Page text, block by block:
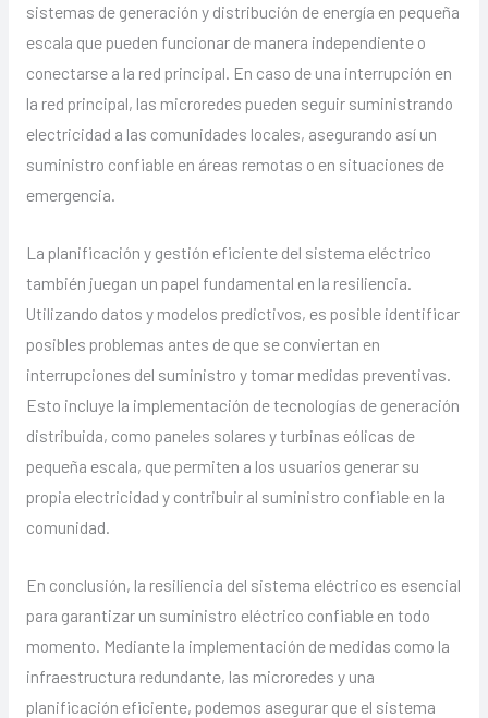
sistemas de generación y distribución de energía en pequeña
escala que pueden funcionar de manera independiente o
conectarse a la red principal. En caso de una interrupción en
la red principal, las microredes pueden seguir suministrando
electricidad a las comunidades locales, asegurando así un
suministro confiable en áreas remotas o en situaciones de
emergencia.
La planificación y gestión eficiente del sistema eléctrico
también juegan un papel fundamental en la resiliencia.
Utilizando datos y modelos predictivos, es posible identificar
posibles problemas antes de que se conviertan en
interrupciones del suministro y tomar medidas preventivas.
Esto incluye la implementación de tecnologías de generación
distribuida, como paneles solares y turbinas eólicas de
pequeña escala, que permiten a los usuarios generar su
propia electricidad y contribuir al suministro confiable en la
comunidad.
En conclusión, la resiliencia del sistema eléctrico es esencial
para garantizar un suministro eléctrico confiable en todo
momento. Mediante la implementación de medidas como la
infraestructura redundante, las microredes y una
planificación eficiente, podemos asegurar que el sistema